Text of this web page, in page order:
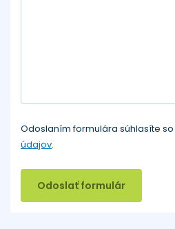
Odoslaním formulára súhlasíte so
údajov.
Odoslať formulár